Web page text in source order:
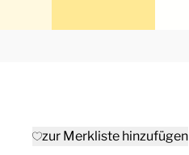
zur Merkliste hinzufügen